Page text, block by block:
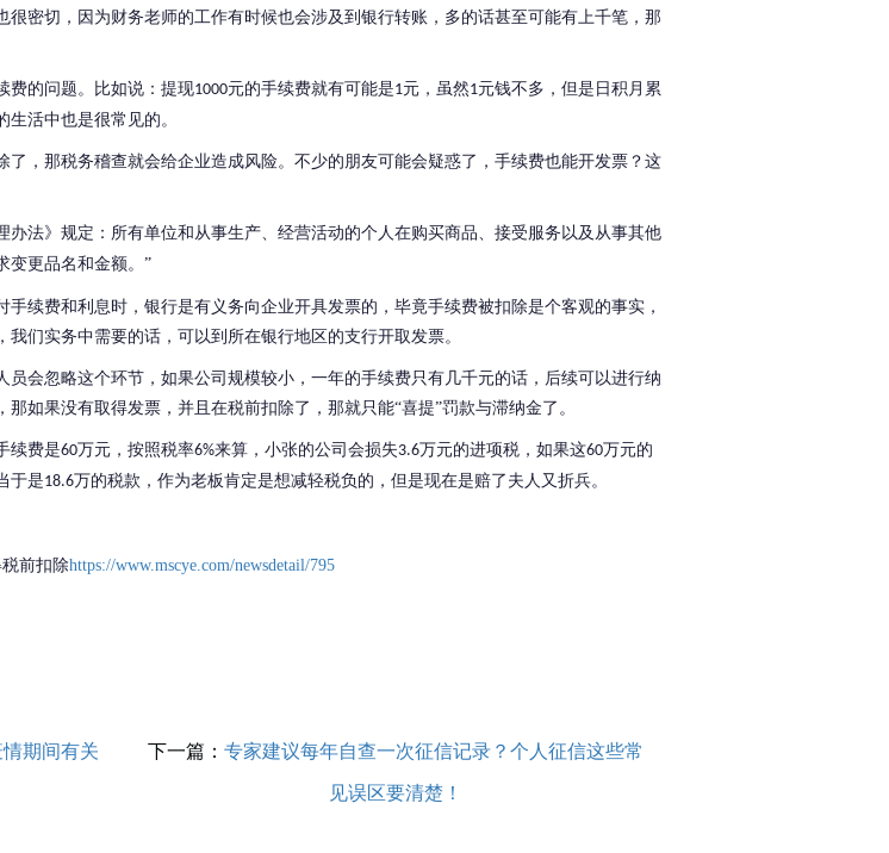
密切，因为财务老师的工作有时候也会涉及到银行转账，多的话甚至可能有上千笔，那
费的问题。比如说：提现1000元的手续费就有可能是1元，虽然1元钱不多，但是日积月累
活中也是很常见的。
，那税务稽查就会给企业造成风险。不少的朋友可能会疑惑了，手续费也能开发票？这
法》 规定： 所有单位和从事生产、经营活动的个人在购买商品、接受服务以及从事其他
更品名和金额。 ”
续费和利息时，银行是有义务向企业开具发票的，毕竟手续费被扣除是个客观的事实，
们实务中需要的话，可以到所在银行地区的支行开取发票。
会忽略这个环节，如果公司规模较小，一年的手续费只有几千元的话，后续可以进行纳
如果没有取得发票，并且在税前扣除了，那就只能“喜提”罚款与滞纳金了。
续费是60万元，按照税率6%来算，小张的公司会损失3.6万元的进项税，如果这60万元的
于是18.6万的税款，作为老板肯定是想减轻税负的，但是现在是赔了夫人又折兵。
前扣除https://www.mscye.com/newsdetail/795
期间有关 下一篇：专家建议每年自查一次征信记录？个人征信这些常
见误区要清楚！